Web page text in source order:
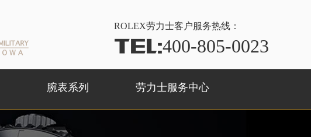
ROLEX劳力士客户服务热线：
TEL:400-805-0023
腕表系列 劳力士服务中心